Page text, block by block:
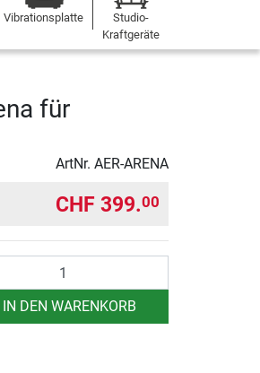
Vibrationsplatte
Studio-
Kraftgeräte
für
ArtNr. AER-ARENA
CHF 399.00
IN DEN WARENKORB